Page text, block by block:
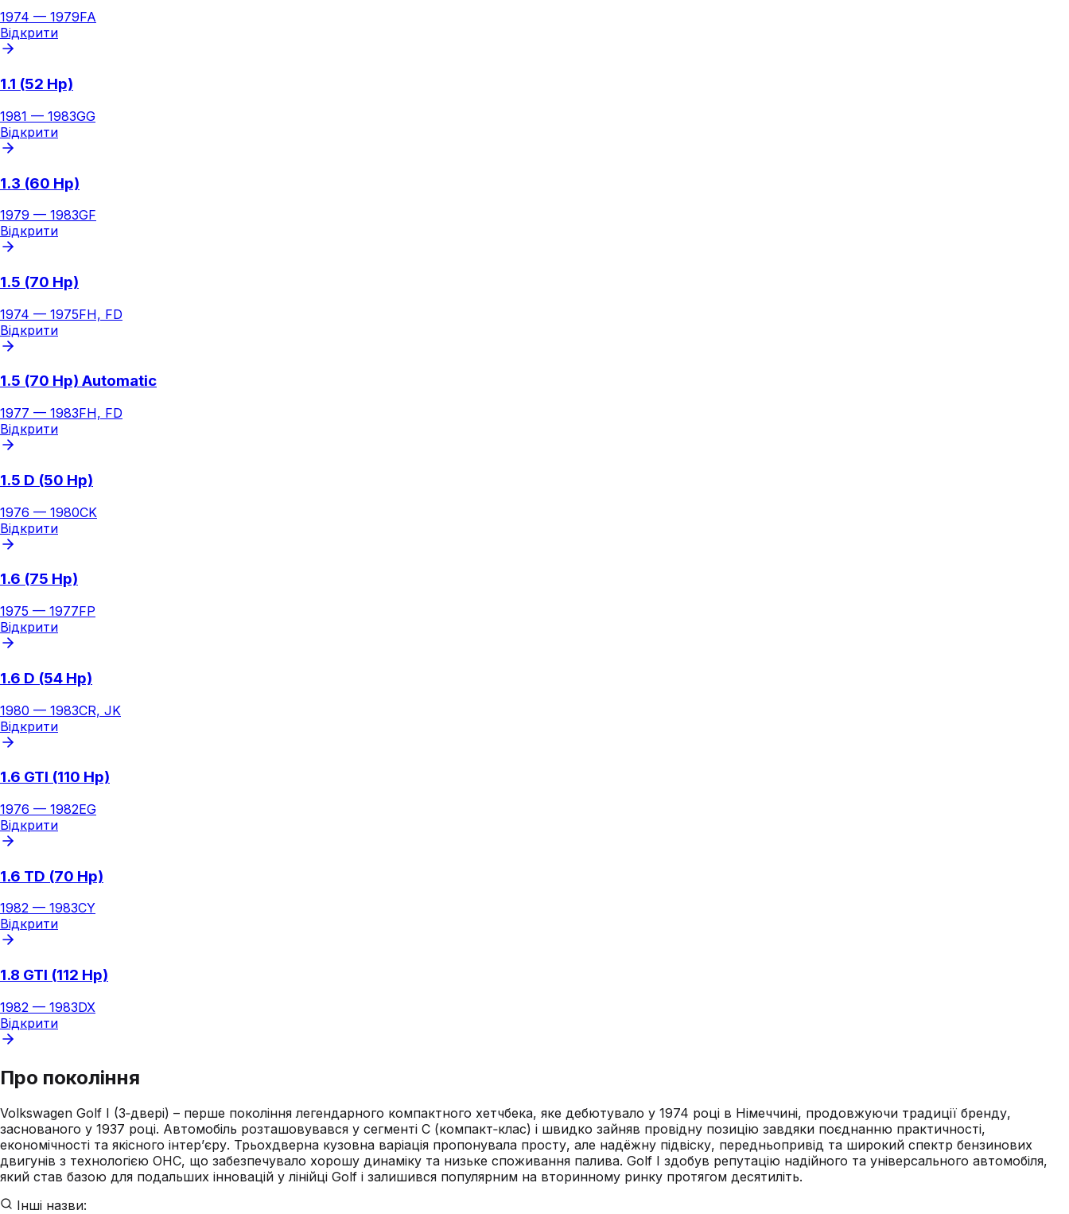
1974 — 1979FA
Відкрити
1.1 (52 Hp)
1981 — 1983GG
Відкрити
1.3 (60 Hp)
1979 — 1983GF
Відкрити
1.5 (70 Hp)
1974 — 1975FH, FD
Відкрити
1.5 (70 Hp) Automatic
1977 — 1983FH, FD
Відкрити
1.5 D (50 Hp)
1976 — 1980CK
Відкрити
1.6 (75 Hp)
1975 — 1977FP
Відкрити
1.6 D (54 Hp)
1980 — 1983CR, JK
Відкрити
1.6 GTI (110 Hp)
1976 — 1982EG
Відкрити
1.6 TD (70 Hp)
1982 — 1983CY
Відкрити
1.8 GTI (112 Hp)
1982 — 1983DX
Відкрити
Про покоління
Volkswagen Golf I (3‑двері) – перше покоління легендарного компактного хетчбека, яке дебютувало у 1974 році в Німеччині, продовжуючи традиції бренду,
заснованого у 1937 році. Автомобіль розташовувався у сегменті C (компакт‑клас) і швидко зайняв провідну позицію завдяки поєднанню практичності,
економічності та якісного інтер’єру. Трьохдверна кузовна варіація пропонувала просту, але надёжну підвіску, передньопривід та широкий спектр бензинових
двигунів з технологією OHC, що забезпечувало хорошу динаміку та низьке споживання палива. Golf I здобув репутацію надійного та універсального автомобіля,
який став базою для подальших інновацій у лінійці Golf і залишився популярним на вторинному ринку протягом десятиліть.
Інші назви: